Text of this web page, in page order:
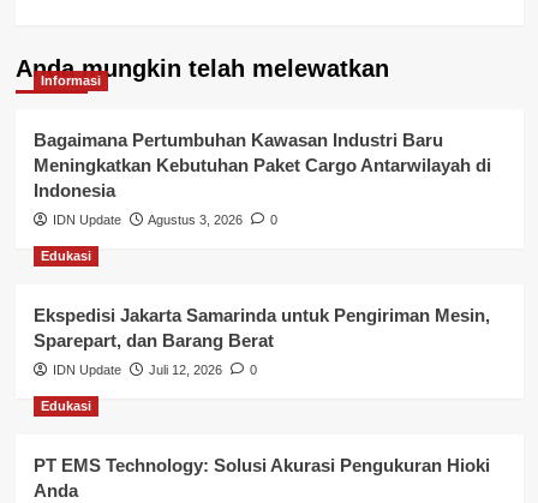
Kepegawaian & ASN Banyuasin
Kesehatan
Keuangan
Lalu Lintas
Layanan Publik Kabupaten Banyuasin
Nasional
Pemerintahan
Pendidikan
Anda mungkin telah melewatkan
Informasi
Bagaimana Pertumbuhan Kawasan Industri Baru
Meningkatkan Kebutuhan Paket Cargo Antarwilayah di
Indonesia
IDN Update Agustus 3, 2026 0
Edukasi
Ekspedisi Jakarta Samarinda untuk Pengiriman Mesin,
Sparepart, dan Barang Berat
IDN Update Juli 12, 2026 0
Edukasi
PT EMS Technology: Solusi Akurasi Pengukuran Hioki
Anda